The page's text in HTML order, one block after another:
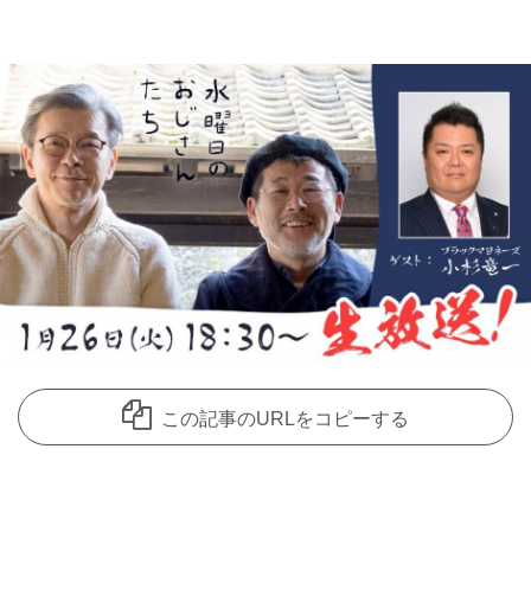
この記事のURLをコピーする